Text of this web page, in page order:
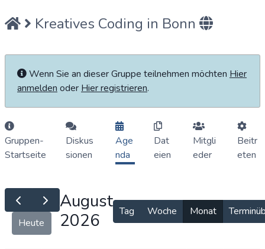
Kreatives Coding in Bonn
Wenn Sie an dieser Gruppe teilnehmen möchten Hier
anmelden oder Hier registrieren.
Gruppen-
Startseite
Diskus
sionen
Age
nda
Dat
eien
Mitgli
eder
Beitr
eten
Heute
August
2026
Tag Woche Monat